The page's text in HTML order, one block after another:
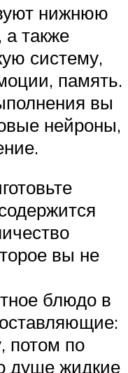
нижнюю
а также
систему,
память.
вы
нейроны,
вы не
блюдо в
потом по
душе жидкие